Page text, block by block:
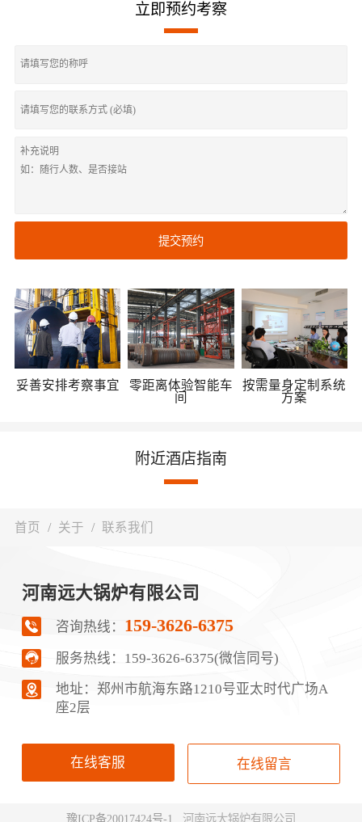
立即预约考察
提交预约
妥善安排考察事宜
零距离体验智能车
间
按需量身定制系统
方案
附近酒店指南
首页 / 关于 / 联系我们
河南远大锅炉有限公司
咨询热线： 159-3626-6375
服务热线： 159-3626-6375(微信同号)
地址：郑‮市州‬航‬海东路1210号‮太亚‬时代广场A
座2层
在线客服 在线留言
豫ICP备20017424号-1 河南远大锅炉有限公司